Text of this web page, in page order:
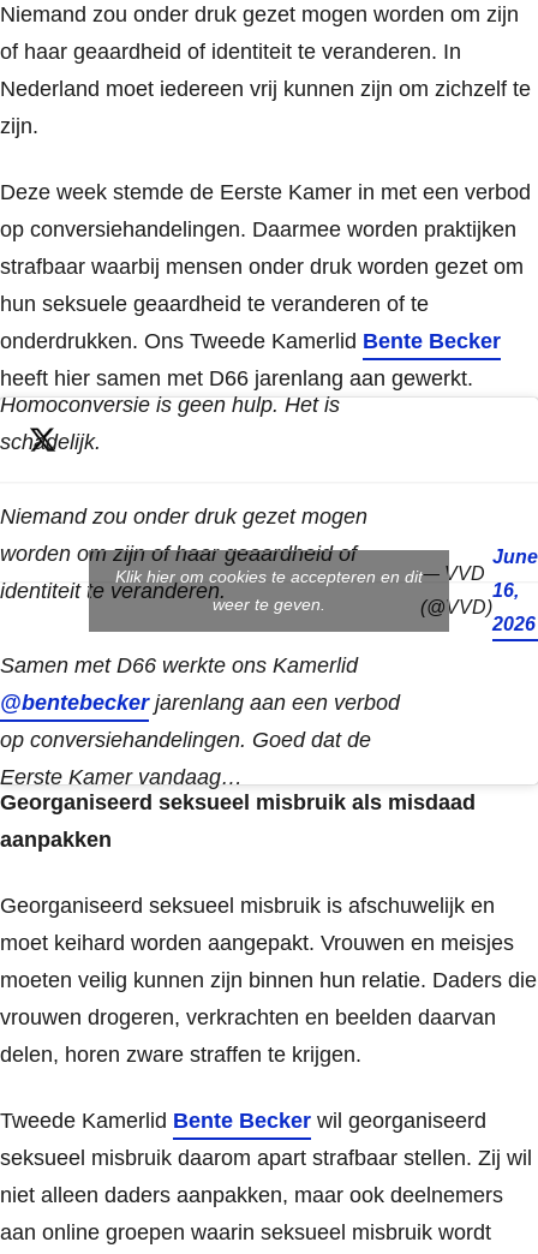
Niemand zou onder druk gezet mogen worden om zijn
of haar geaardheid of identiteit te veranderen. In
Nederland moet iedereen vrij kunnen zijn om zichzelf te
zijn.
Deze week stemde de Eerste Kamer in met een verbod
op conversiehandelingen. Daarmee worden praktijken
strafbaar waarbij mensen onder druk worden gezet om
hun seksuele geaardheid te veranderen of te
onderdrukken. Ons Tweede Kamerlid Bente Becker
heeft hier samen met D66 jarenlang aan gewerkt.
Homoconversie is geen hulp. Het is
schadelijk.
Niemand zou onder druk gezet mogen
worden om zijn of haar geaardheid of
identiteit te veranderen.
Samen met D66 werkte ons Kamerlid
@bentebeckerjarenlang aan een verbod
op conversiehandelingen. Goed dat de
Eerste Kamer vandaag…
— VVD
(@VVD)
June
16,
2026
Klik hier om cookies te accepteren en dit
weer te geven.
Georganiseerd seksueel misbruik als misdaad
aanpakken
Georganiseerd seksueel misbruik is afschuwelijk en
moet keihard worden aangepakt. Vrouwen en meisjes
moeten veilig kunnen zijn binnen hun relatie. Daders die
vrouwen drogeren, verkrachten en beelden daarvan
delen, horen zware straffen te krijgen.
Tweede Kamerlid Bente Becker wil georganiseerd
seksueel misbruik daarom apart strafbaar stellen. Zij wil
niet alleen daders aanpakken, maar ook deelnemers
aan online groepen waarin seksueel misbruik wordt